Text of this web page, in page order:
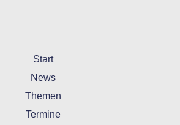
Start
News
Themen
Termine